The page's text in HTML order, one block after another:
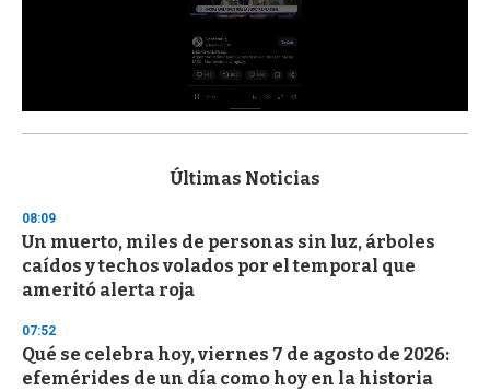
s
d
s
o
f
3
s
e
c
o
Últimas Noticias
08:09
Un muerto, miles de personas sin luz, árboles
caídos y techos volados por el temporal que
ameritó alerta roja
07:52
Qué se celebra hoy, viernes 7 de agosto de 2026:
efemérides de un día como hoy en la historia